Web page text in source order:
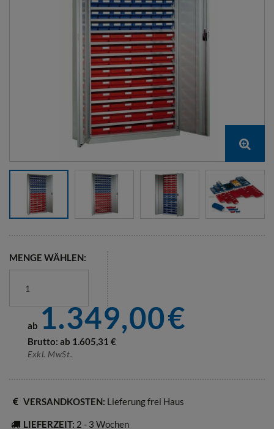
MENGE WÄHLEN:
ab 1.349,00€
Brutto: ab 1.605,31 €
Exkl. MwSt.
VERSANDKOSTEN: Lieferung frei Haus
LIEFERZEIT: 2 - 3 Wochen